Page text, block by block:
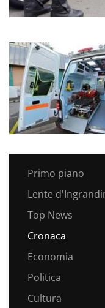
Primo piano
Lente
Top News
Cronaca
Economia
Politica
Cultura